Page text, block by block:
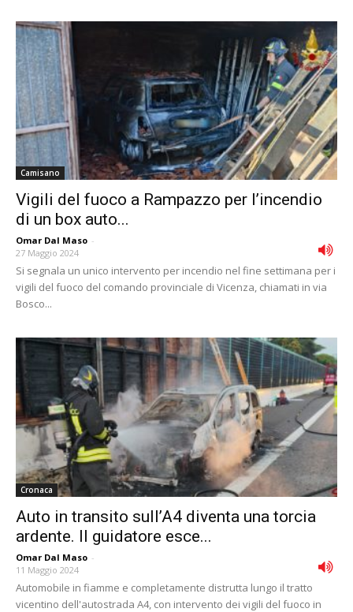
Camisano
Vigili del fuoco a Rampazzo per l’incendio
di un box auto...
Omar Dal Maso -
27 Maggio 2024
Si segnala un unico intervento per incendio nel fine settimana per i
vigili del fuoco del comando provinciale di Vicenza, chiamati in via
Bosco...
Cronaca
Auto in transito sull’A4 diventa una torcia
ardente. Il guidatore esce...
Omar Dal Maso -
11 Maggio 2024
Automobile in fiamme e completamente distrutta lungo il tratto
vicentino dell'autostrada A4, con intervento dei vigili del fuoco in